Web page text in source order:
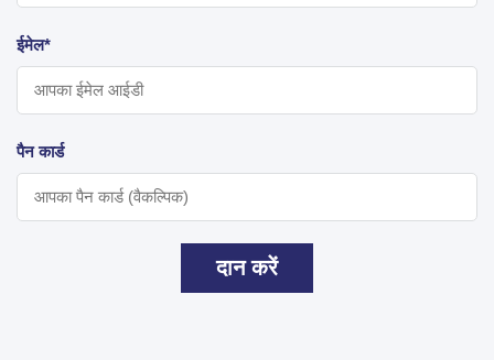
ईमेल*
पैन कार्ड
दान करें